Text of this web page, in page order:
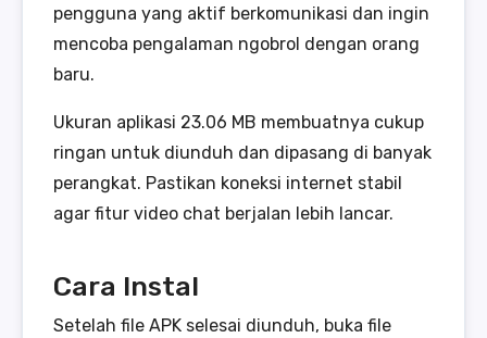
pengguna yang aktif berkomunikasi dan ingin
mencoba pengalaman ngobrol dengan orang
baru.
Ukuran aplikasi 23.06 MB membuatnya cukup
ringan untuk diunduh dan dipasang di banyak
perangkat. Pastikan koneksi internet stabil
agar fitur video chat berjalan lebih lancar.
Cara Instal
Setelah file APK selesai diunduh, buka file